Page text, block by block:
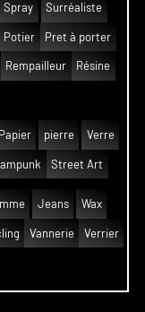
Spray Surréaliste
Potier Pret à porter
Rempailleur Résine
Papier pierre Verre
Street Art
Jeans Wax
Vannerie Verrier